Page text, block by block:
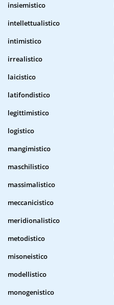
insiemistico
intellettualistico
intimistico
irrealistico
laicistico
latifondistico
legittimistico
logistico
mangimistico
maschilistico
massimalistico
meccanicistico
meridionalistico
metodistico
misoneistico
modellistico
monogenistico